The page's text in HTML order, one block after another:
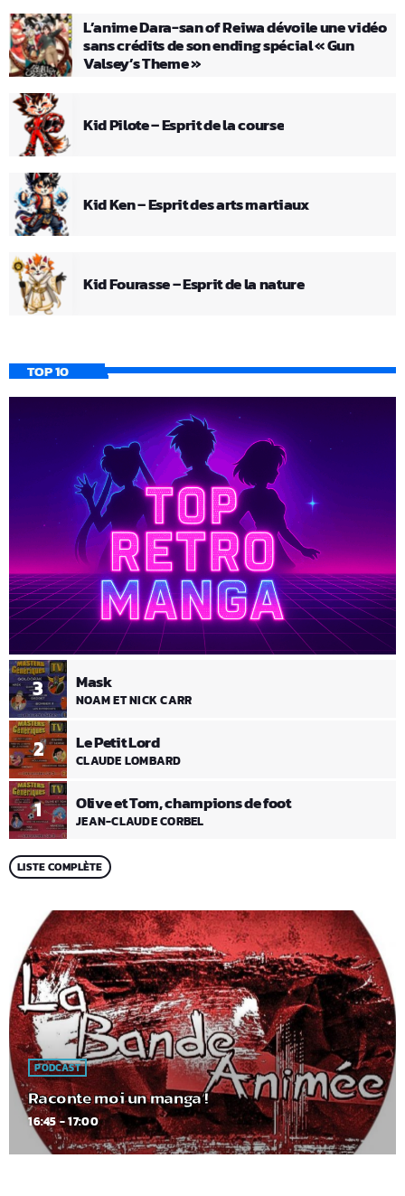
L’anime Dara-san of Reiwa dévoile une vidéo
sans crédits de son ending spécial « Gun
Valsey’s Theme »
Kid Pilote – Esprit de la course
Kid Ken – Esprit des arts martiaux
Kid Fourasse – Esprit de la nature
TOP 10
1 Olive et Tom, champions de foot
JEAN-CLAUDE CORBEL
2 Le Petit Lord
CLAUDE LOMBARD
3 Mask
NOAM ET NICK CARR
LISTE COMPLÈTE
PODCAST
Raconte moi un manga !
16:45 - 17:00